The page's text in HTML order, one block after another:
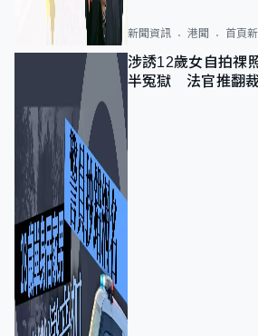
新聞資訊 港聞 首頁
涉誘12歲女自拍
半冤獄 法官推翻